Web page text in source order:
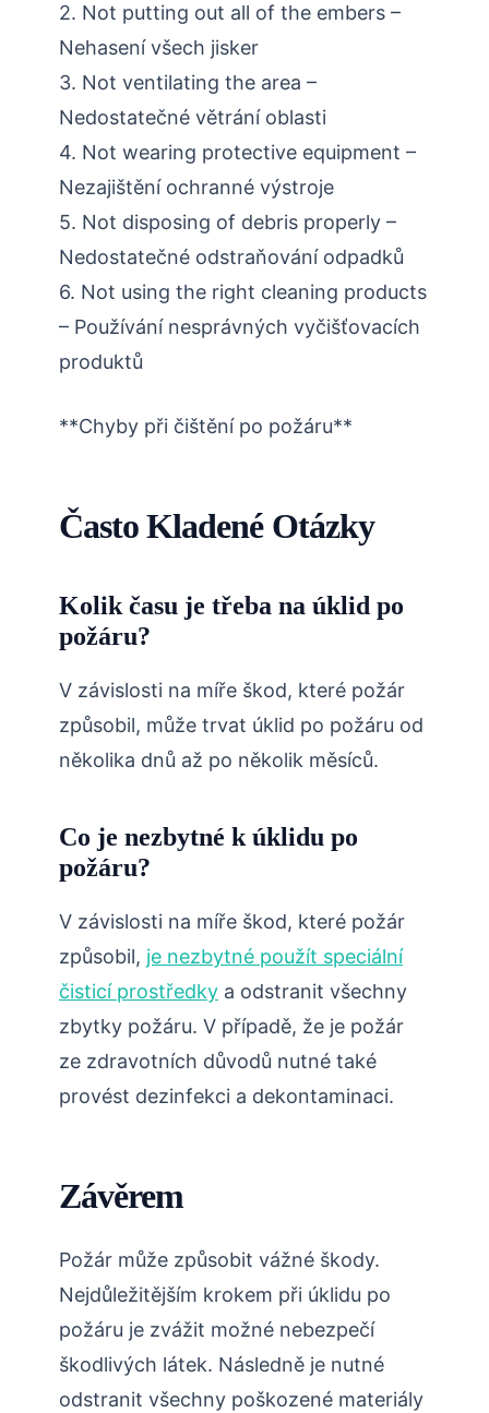
2. Not putting out all of the embers –
Nehasení všech jisker
3. Not ventilating the area –
Nedostatečné větrání oblasti
4. Not wearing protective equipment –
Nezajištění ochranné výstroje
5. Not disposing of debris properly –
Nedostatečné odstraňování odpadků
6. Not using the right cleaning products
– Používání nesprávných vyčišťovacích
produktů
**Chyby při čištění po požáru**
Často Kladené Otázky
Kolik času je třeba na úklid po
požáru?
V závislosti na míře škod, které požár
způsobil, může trvat úklid po požáru od
několika dnů až po několik měsíců.
Co je nezbytné k úklidu po
požáru?
V závislosti na míře škod, které požár
způsobil, je nezbytné použít speciální
čisticí prostředky a odstranit všechny
zbytky požáru. V případě, že je požár
ze zdravotních důvodů nutné také
provést dezinfekci a dekontaminaci.
Závěrem
Požár může způsobit vážné škody.
Nejdůležitějším krokem při úklidu po
požáru je zvážit možné nebezpečí
škodlivých látek. Následně je nutné
odstranit všechny poškozené materiály